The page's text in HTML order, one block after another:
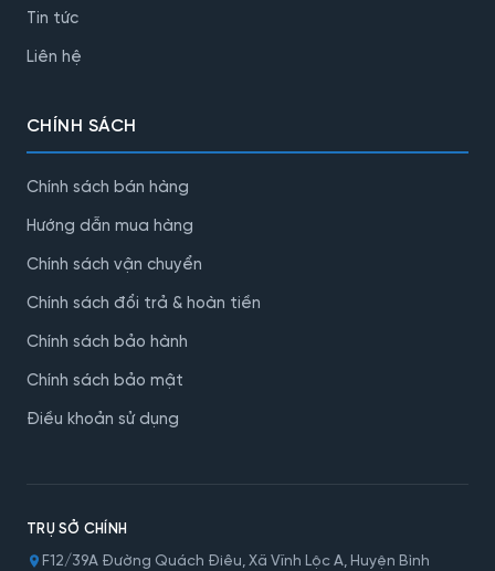
Tin tức
Liên hệ
CHÍNH SÁCH
Chính sách bán hàng
Hướng dẫn mua hàng
Chính sách vận chuyển
Chính sách đổi trả & hoàn tiền
Chính sách bảo hành
Chính sách bảo mật
Điều khoản sử dụng
TRỤ SỞ CHÍNH
F12/39A Đường Quách Điêu, Xã Vĩnh Lộc A, Huyện Bình